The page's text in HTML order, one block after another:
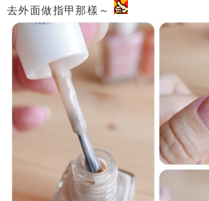
去外面做指甲那樣～